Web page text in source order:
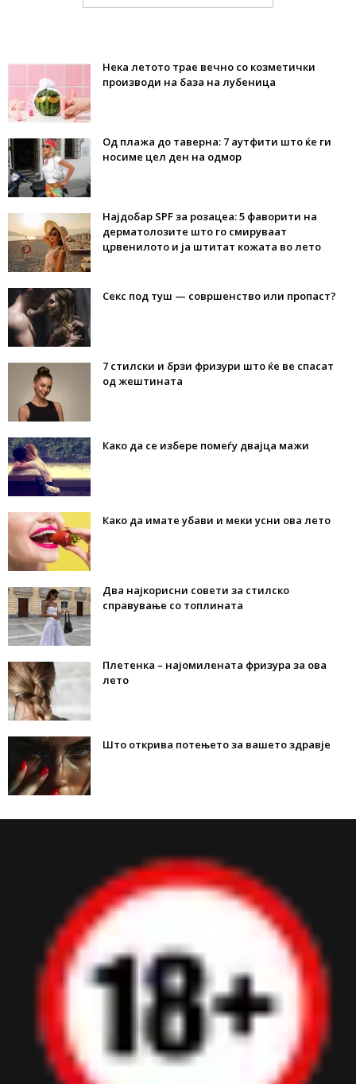
Нека летото трае вечно со козметички
производи на база на лубеница
Од плажа до таверна: 7 аутфити што ќе ги
носиме цел ден на одмор
Најдобар SPF за розацеа: 5 фаворити на
дерматолозите што го смируваат
црвенилото и ја штитат кожата во лето
Секс под туш — совршенство или пропаст?
7 стилски и брзи фризури што ќе ве спасат
од жештината
Како да се избере помеѓу двајца мажи
Како да имате убави и меки усни ова лето
Два најкорисни совети за стилско
справување со топлината
Плетенка – најомилената фризура за ова
лето
Што открива потењето за вашето здравје